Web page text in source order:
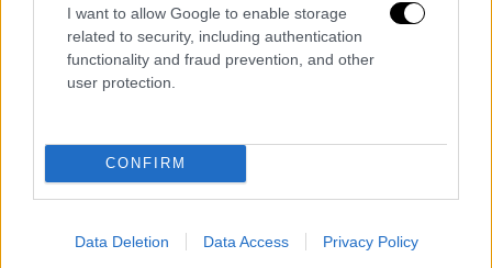
I want to allow Google to enable storage
related to security, including authentication
functionality and fraud prevention, and other
user protection.
CONFIRM
Data Deletion Data Access Privacy Policy
επικεφαλήςτου κυκλώματος φέρονται
Έλληνες και ένας αλλοδαπός, οι οποίοι και
συνελήφθησαν, μετά από συντονισμένη
περασμένης Πέμπτης.
Τα σχολιά σας δημοσιεύονται άμεσα με δική σας ευθύνη. Το